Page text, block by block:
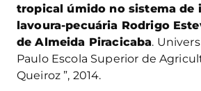
tropical úmido no sistema de
lavoura-pecuária Rodrigo
de Almeida Piracicaba.
Paulo Escola Superior de
Queiroz ”, 2014.